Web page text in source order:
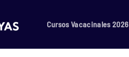
Cursos Vacacinales 2026